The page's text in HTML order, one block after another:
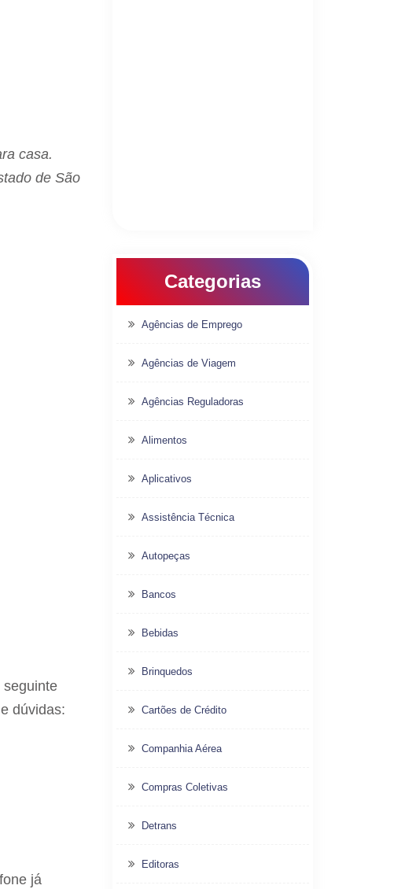
casa.
de São
seguinte
dúvidas:
já
Categorias
Agências de Emprego
Agências de Viagem
Agências Reguladoras
Alimentos
Aplicativos
Assistência Técnica
Autopeças
Bancos
Bebidas
Brinquedos
Cartões de Crédito
Companhia Aérea
Compras Coletivas
Detrans
Editoras